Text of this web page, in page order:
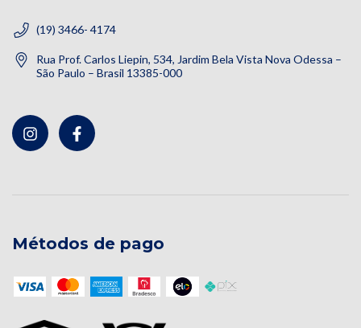
(19) 3466- 4174
Rua Prof. Carlos Liepin, 534, Jardim Bela Vista Nova Odessa –
São Paulo – Brasil 13385-000
Métodos de pago